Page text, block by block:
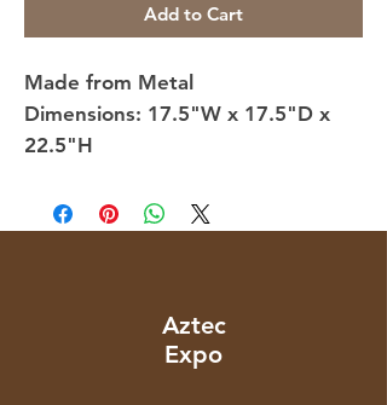
Add to Cart
Made from Metal
Dimensions: 17.5"W x 17.5"D x
22.5"H
Aztec
Expo